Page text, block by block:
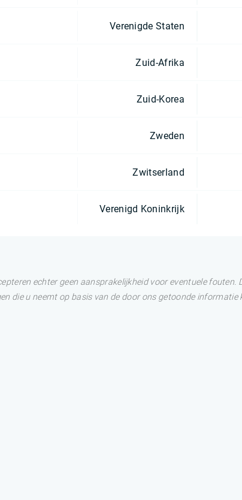
Verenigde Staten
Zuid-Afrika
Zuid-Korea
Zweden
Zwitserland
Verenigd Koninkrijk
echter geen aansprakelijkheid voor eventuele fouten.
die u neemt op basis van de door ons getoonde